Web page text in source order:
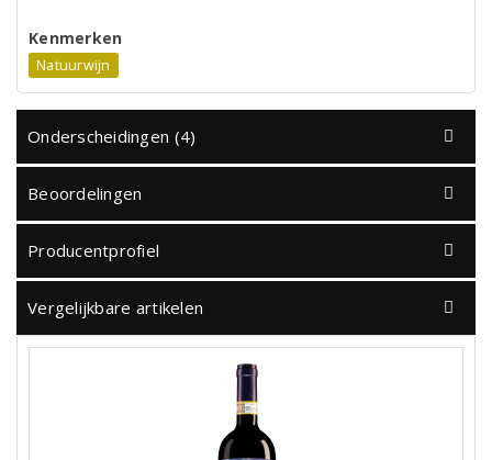
Kenmerken
Natuurwijn
Onderscheidingen (4)
Beoordelingen
Producentprofiel
Vergelijkbare artikelen